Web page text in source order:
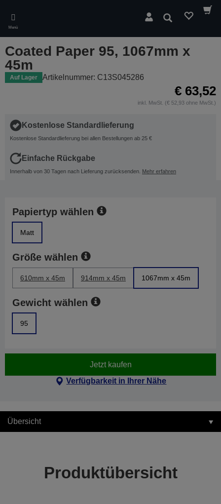
main
content
Menü
Suchen
Coated Paper 95, 1067mm x
45m
Auf Lager Artikelnummer: C13S045286
€ 63,52
inkl. MwSt. (€ 52,93 ohne MwSt.)
Kostenlose Standardlieferung
Kostenlose Standardlieferung bei allen Bestellungen ab 25 €
Einfache Rückgabe
Innerhalb von 30 Tagen nach Lieferung zurücksenden. Mehr erfahren
Papiertyp wählen
Matt
Größe wählen
610mm x 45m 914mm x 45m 1067mm x 45m
Gewicht wählen
95
Jetzt kaufen
Verfügbarkeit in Ihrer Nähe
Übersicht
Produktübersicht